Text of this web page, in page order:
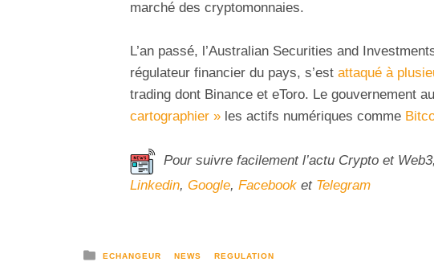
marché des cryptomonnaies.
L’an passé, l’Australian Securities and
régulateur financier du pays, s’est attaqué à
trading dont Binance et eToro. Le gouvernement
cartographier » les actifs numériques comme
Pour suivre facilement l’actu Crypto et
Linkedin, Google, Facebook et Telegram
ECHANGEUR NEWS REGULATION